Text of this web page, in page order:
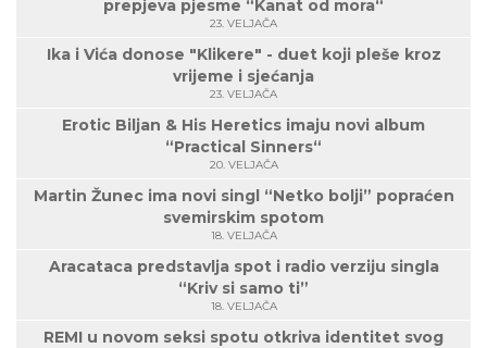
prepjeva pjesme “Kanat od mora“
23. VELJAČA
Ika i Vića donose "Klikere" - duet koji pleše kroz
vrijeme i sjećanja
23. VELJAČA
Erotic Biljan & His Heretics imaju novi album
“Practical Sinners“
20. VELJAČA
Martin Žunec ima novi singl “Netko bolji” popraćen
svemirskim spotom
18. VELJAČA
Aracataca predstavlja spot i radio verziju singla
“Kriv si samo ti”
18. VELJAČA
REMI u novom seksi spotu otkriva identitet svog